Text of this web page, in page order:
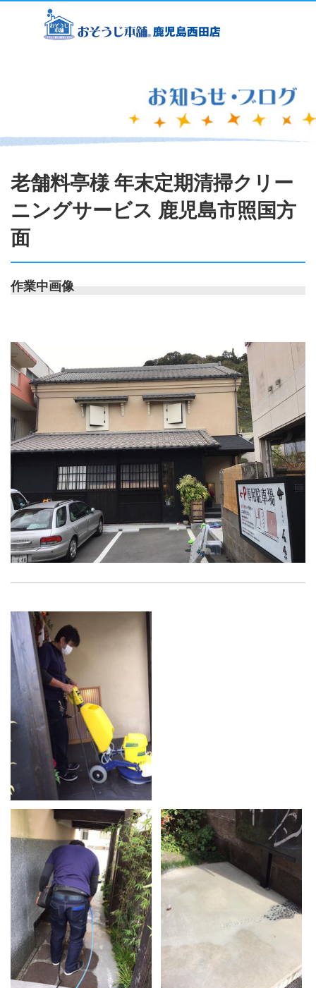
老舗料亭様 年末定期清掃クリー
ニングサービス 鹿児島市照国方
面
作業中画像